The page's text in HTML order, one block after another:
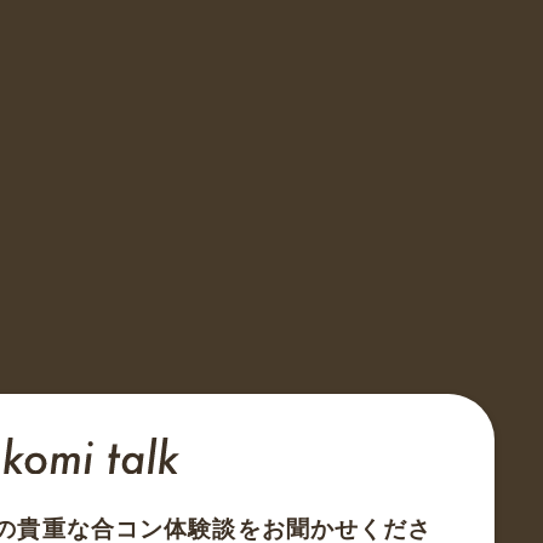
貴重な合コン体験談をお聞かせくださ